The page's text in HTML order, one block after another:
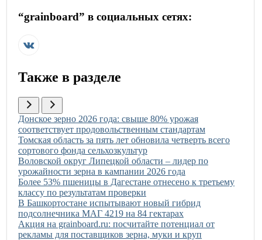
“grainboard” в социальных сетях:
Также в разделе
Иллюстрация новости
Донское зерно 2026 года: свыше 80% урожая
соответствует продовольственным стандартам
Иллюстрация новости
Томская область за пять лет обновила четверть всего
сортового фонда сельхозкультур
Иллюстрация новости
Воловской округ Липецкой области – лидер по
урожайности зерна в кампании 2026 года
Иллюстрация новости
Более 53% пшеницы в Дагестане отнесено к третьему
классу по результатам проверки
Иллюстрация новости
В Башкортостане испытывают новый гибрид
подсолнечника МАГ 4219 на 84 гектарах
Иллюстрация новости
Акция на grainboard.ru: посчитайте потенциал от
рекламы для поставщиков зерна, муки и круп